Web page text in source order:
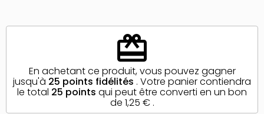
redeem
En achetant ce produit, vous pouvez gagner
jusqu'à 25 points fidélités . Votre panier contiendra
le total 25 points qui peut être converti en un bon
de 1,25 €.